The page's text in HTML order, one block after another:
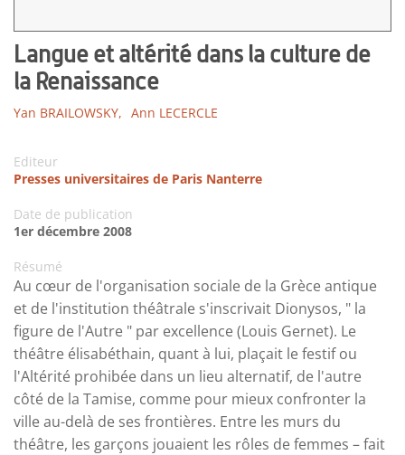
Langue et altérité dans la culture de
la Renaissance
Yan BRAILOWSKY, Ann LECERCLE
Editeur
Presses universitaires de Paris Nanterre
Date de publication
1er décembre 2008
Résumé
Au cœur de l'organisation sociale de la Grèce antique
et de l'institution théâtrale s'inscrivait Dionysos, " la
figure de l'Autre " par excellence (Louis Gernet). Le
théâtre élisabéthain, quant à lui, plaçait le festif ou
l'Altérité prohibée dans un lieu alternatif, de l'autre
côté de la Tamise, comme pour mieux confronter la
ville au-delà de ses frontières. Entre les murs du
théâtre, les garçons jouaient les rôles de femmes – fait